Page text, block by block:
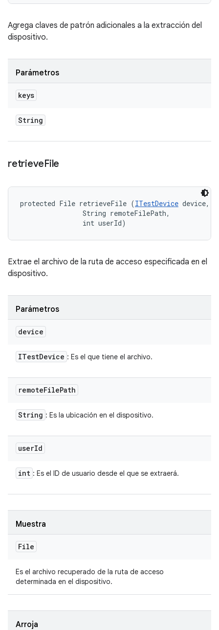
Agrega claves de patrón adicionales a la extracción del
dispositivo.
Parámetros
keys
String
retrieveFile
protected File retrieveFile (ITestDevice device,
                String remoteFilePath,
                int userId)
Extrae el archivo de la ruta de acceso especificada en el
dispositivo.
Parámetros
device
ITestDevice : Es el que tiene el archivo.
remoteFilePath
String : Es la ubicación en el dispositivo.
userId
int : Es el ID de usuario desde el que se extraerá.
Muestra
File
Es el archivo recuperado de la ruta de acceso
determinada en el dispositivo.
Arroja